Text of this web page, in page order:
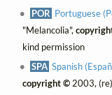
POR Portuguese
"Melancolia",
kind permission
SPA Spanish
copyright ©2003,